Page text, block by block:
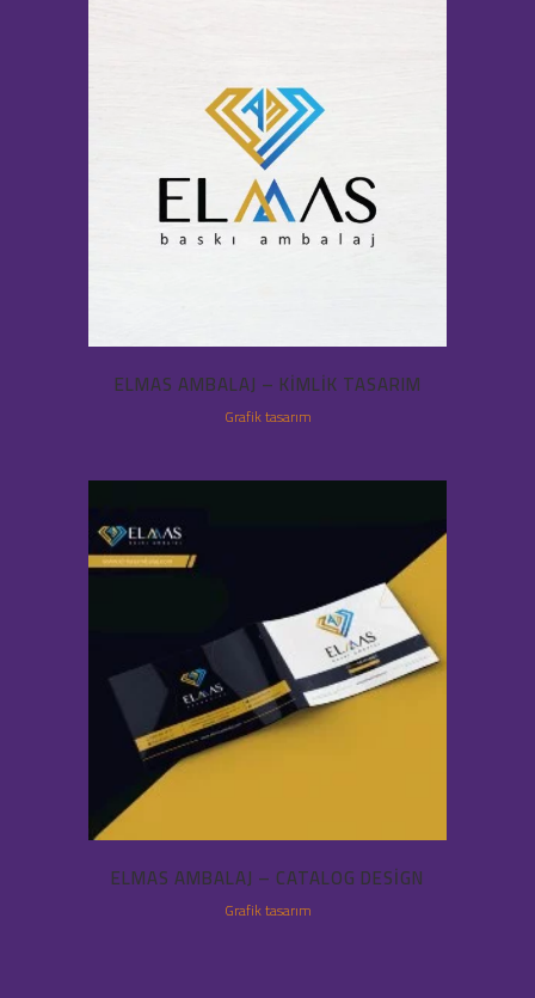
ELMAS AMBALAJ – KIMLIK TASARIM
Grafik tasarım
ELMAS AMBALAJ – CATALOG DESIGN
Grafik tasarım